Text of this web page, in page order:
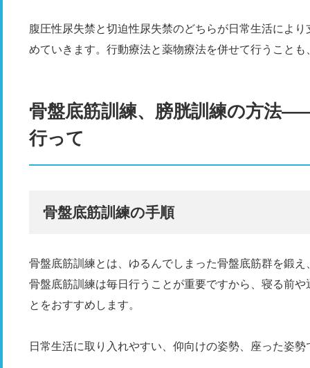
腹圧性尿失禁と切迫性尿失禁のどちらが日常生活によ
めていきます。行動療法と薬物療法を併せて行うこと
骨盤底筋訓練、膀胱訓練の方法
行って
骨盤底筋訓練の手順
骨盤底筋訓練とは、ゆるんでしまった骨盤底筋群を鍛
骨盤底筋訓練は毎日行うことが重要ですから、寝る前
とをおすすめします。
日常生活に取り入れやすい、仰向けの姿勢、座った姿